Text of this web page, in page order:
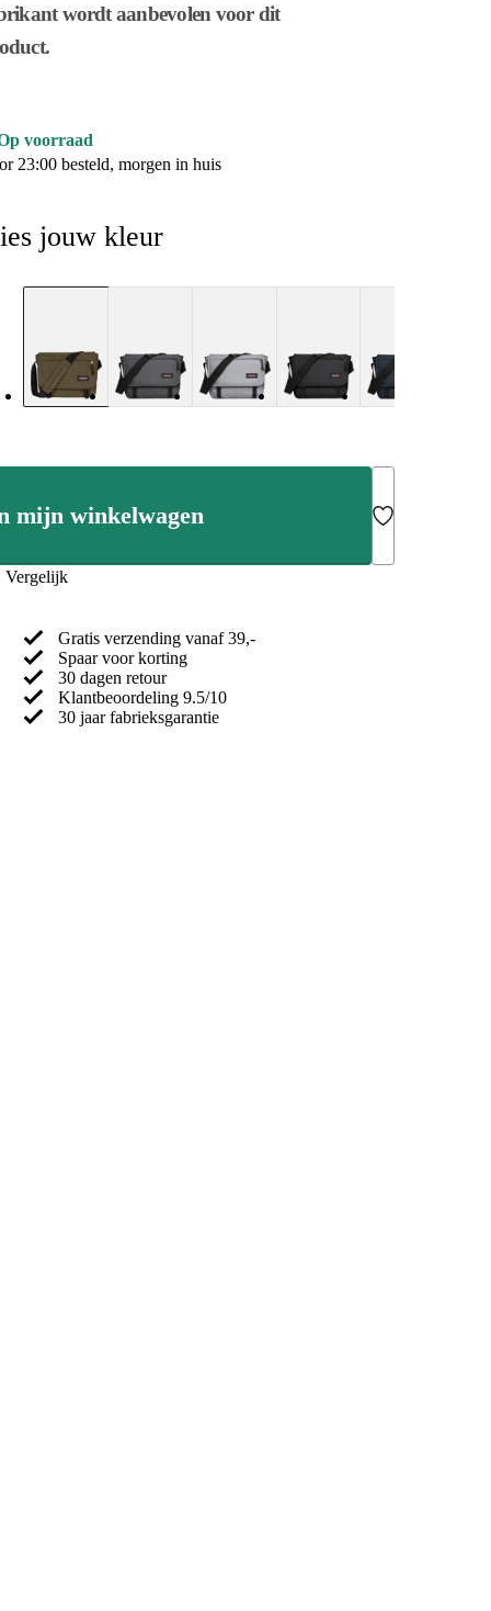
wordt aanbevolen voor dit
voorraad
23:00 besteld, morgen in huis
jouw kleur
mijn winkelwagen Add to Wishlist
Vergelijk
Gratis verzending vanaf 39,-
Spaar voor korting
30 dagen retour
Klantbeoordeling 9.5/10
30 jaar fabrieksgarantie